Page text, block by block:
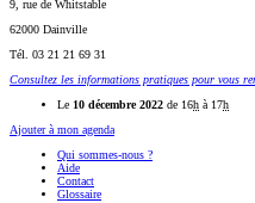
9, rue de Whitstable
62000 Dainville
Tél. 03 21 21 69 31
Consultez les informations pratiques pour vous
Le 10 décembre 2022 de 16h à 17h
Ajouter à mon agenda
Qui sommes-nous ?
Aide
Contact
Glossaire